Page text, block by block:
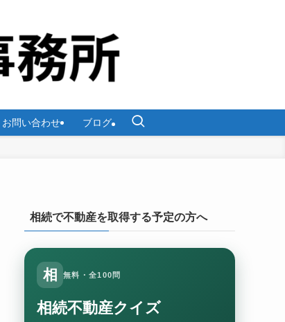
お問い合わせ ブログ
相続で不動産を取得する予定の方へ
相 無料・全100問
相続不動産クイズ